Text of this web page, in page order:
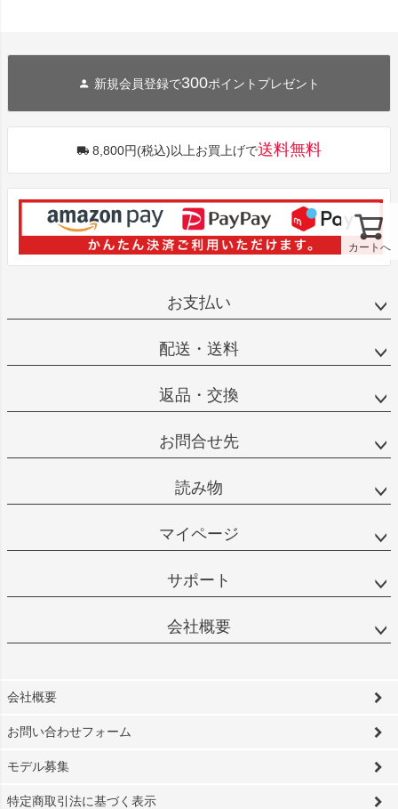
カートへ
新規会員登録で300ポイントプレゼント
8,800円(税込)以上お買上げで送料無料
お支払い
配送・送料
返品・交換
お問合せ先
読み物
マイページ
サポート
会社概要
会社概要
お問い合わせフォーム
モデル募集
特定商取引法に基づく表示